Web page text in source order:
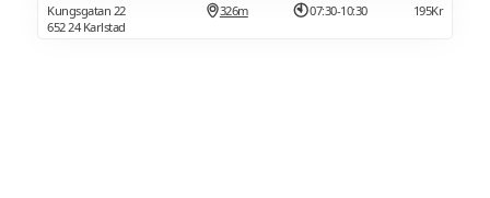
Kungsgatan 22
652 24 Karlstad
326m 07:30-10:30 195Kr